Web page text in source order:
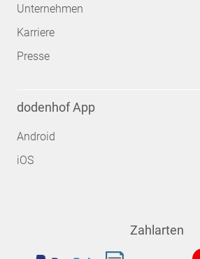
Unternehmen
Karriere
Presse
dodenhof App
Android
iOS
Zahlarten